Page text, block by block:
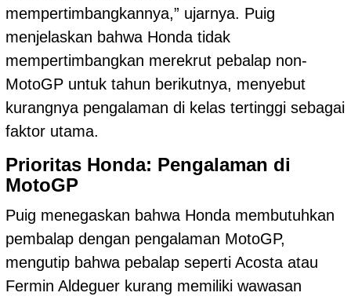
mempertimbangkannya,” ujarnya. Puig
menjelaskan bahwa Honda tidak
mempertimbangkan merekrut pebalap non-
MotoGP untuk tahun berikutnya, menyebut
kurangnya pengalaman di kelas tertinggi sebagai
faktor utama.
Prioritas Honda: Pengalaman di
MotoGP
Puig menegaskan bahwa Honda membutuhkan
pembalap dengan pengalaman MotoGP,
mengutip bahwa pebalap seperti Acosta atau
Fermin Aldeguer kurang memiliki wawasan